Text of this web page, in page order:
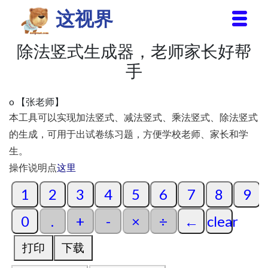
这视界
首页
家庭教育
美图视界
除法竖式生成器，老师家长好帮
手
o 【张老师】
本工具可以实现加法竖式、减法竖式、乘法竖式、除法竖式
的生成，可用于出试卷练习题，方便学校老师、家长和学
生。
操作说明点这里
1 2 3 4 5 6 7 8
9
0
. + - × ÷ ← clear
打印 下载